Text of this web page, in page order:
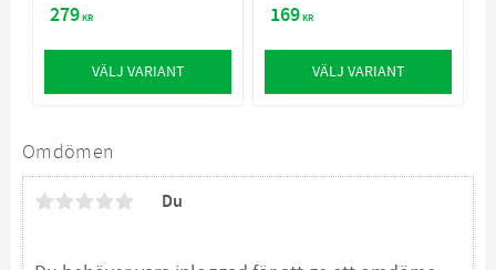
Omdömen
Du
279KR
VÄLJ VARIANT
169KR
VÄLJ VARIANT